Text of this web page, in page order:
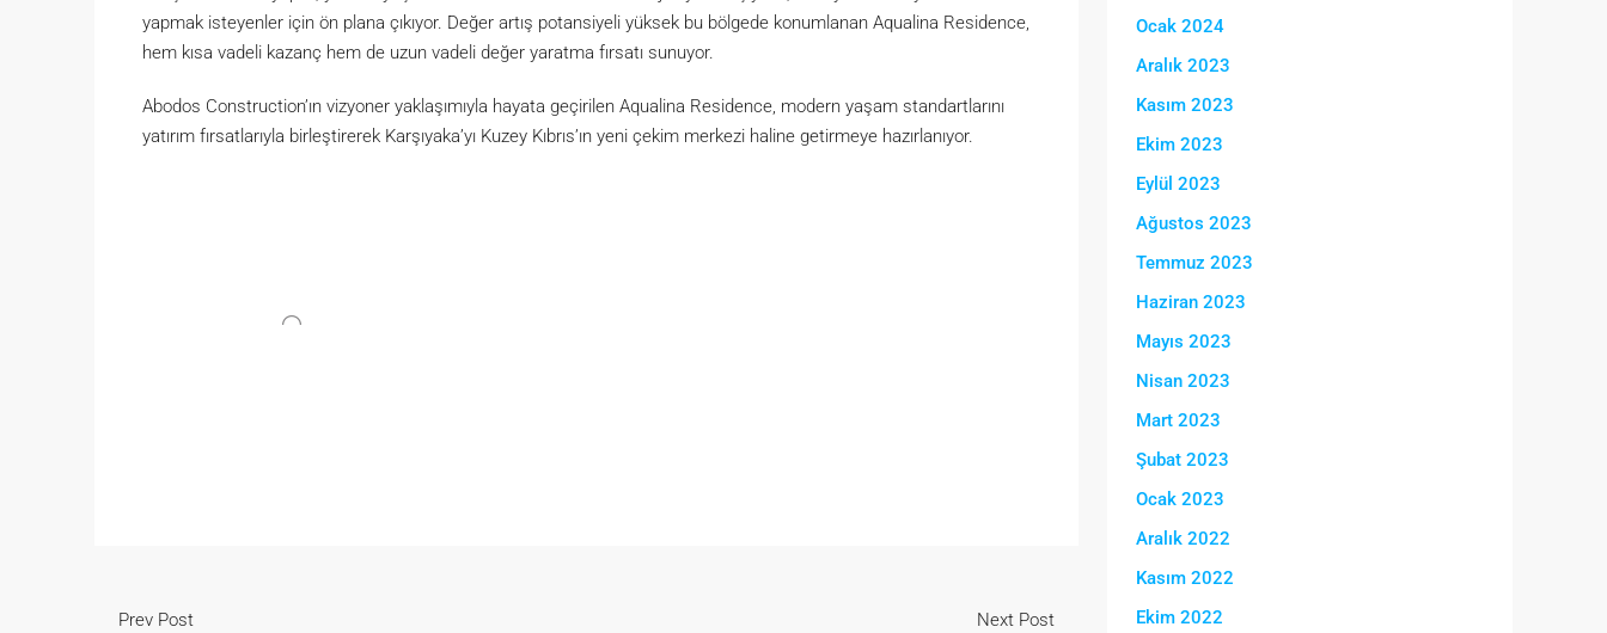
yapmak isteyenler için ön plana çıkıyor. Değer artış potansiyeli yüksek bu bölgede konumlanan Aqualina Residence,
hem kısa vadeli kazanç hem de uzun vadeli değer yaratma fırsatı sunuyor.
Abodos Construction’ın vizyoner yaklaşımıyla hayata geçirilen Aqualina Residence, modern yaşam standartlarını
yatırım fırsatlarıyla birleştirerek Karşıyaka’yı Kuzey Kıbrıs’ın yeni çekim merkezi haline getirmeye hazırlanıyor.
Prev Post
Next Post
Ocak 2024
Aralık 2023
Kasım 2023
Ekim 2023
Eylül 2023
Ağustos 2023
Temmuz 2023
Haziran 2023
Mayıs 2023
Nisan 2023
Mart 2023
Şubat 2023
Ocak 2023
Aralık 2022
Kasım 2022
Ekim 2022